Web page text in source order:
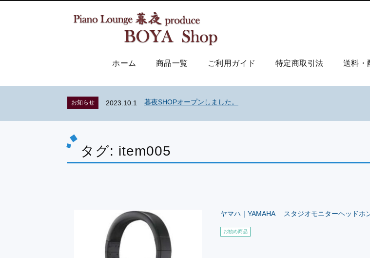
ホーム 商品一覧 ご利用ガイド 特定商取引法 送料・
お知らせ 2023.10.1 暮夜SHOPオープンしました。
タグ: item005
ヤマハ｜YAMAHA スタジオモニターヘッドホ
お勧め商品